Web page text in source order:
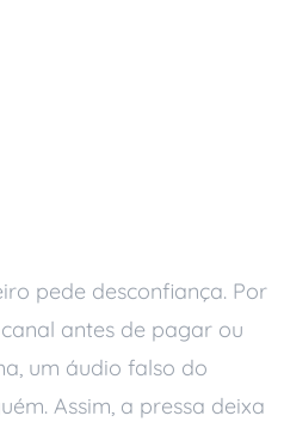
pede desconfiança. Por
antes de pagar ou
um áudio falso do
Assim, a pressa deixa